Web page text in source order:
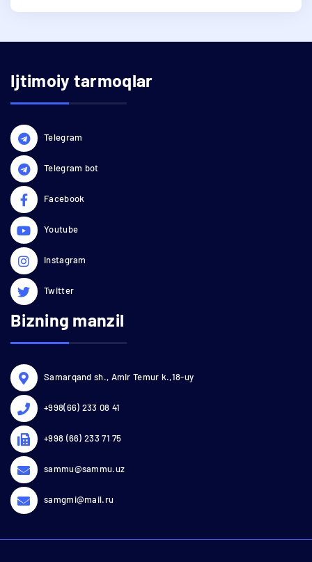
Ijtimoiy tarmoqlar
Telegram
Telegram bot
Facebook
Youtube
Instagram
Twitter
Bizning manzil
Samarqand sh., Amir Temur k.,18-uy
+998(66) 233 08 41
+998 (66) 233 71 75
sammu@sammu.uz
samgmi@mail.ru